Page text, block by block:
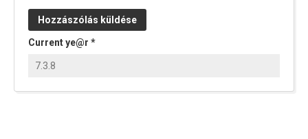
Current ye@r *